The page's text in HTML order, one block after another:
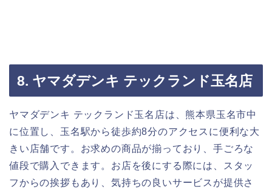
8. ヤマダデンキ テックランド玉名店
ヤマダデンキ テックランド玉名店は、熊本県玉名市中
に位置し、玉名駅から徒歩約8分のアクセスに便利な大
きい店舗です。お求めの商品が揃っており、手ごろな
値段で購入できます。お店を後にする際には、スタッ
フからの挨拶もあり、気持ちの良いサービスが提供さ